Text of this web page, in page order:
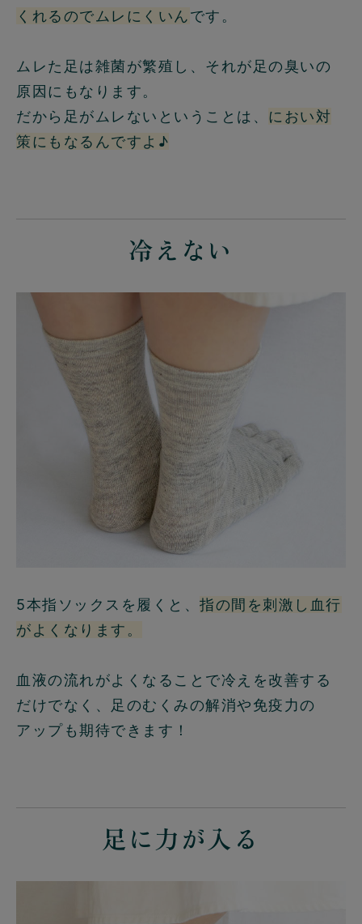
くれるのでムレにくいんです。
ムレた足は雑菌が繁殖し、それが足の臭いの
原因にもなります。
だから足がムレないということは、 におい対
策にもなるんですよ♪
冷えない
5本指ソックスを履くと、 指の間を刺激し血行
がよくなります。
血液の流れがよくなることで冷えを改善する
だけでなく、足のむくみの解消や免疫力の
アップも期待できます！
足に力が入る